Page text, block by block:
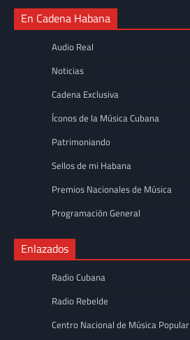
En Cadena Habana
Audio Real
Noticias
Cadena Exclusiva
Íconos de la Música Cubana
Patrimoniando
Sellos de mi Habana
Premios Nacionales de Música
Programación General
Enlazados
Radio Cubana
Radio Rebelde
Centro Nacional de Música Popular